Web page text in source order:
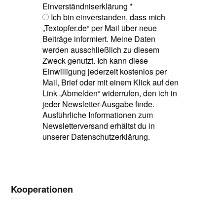
Einverständniserklärung *
Ich bin einverstanden, dass mich
„Textopfer.de“ per Mail über neue
Beiträge informiert. Meine Daten
werden ausschließlich zu diesem
Zweck genutzt. Ich kann diese
Einwilligung jederzeit kostenlos per
Mail, Brief oder mit einem Klick auf den
Link „Abmelden“ widerrufen, den ich in
jeder Newsletter-Ausgabe finde.
Ausführliche Informationen zum
Newsletterversand erhältst du in
unserer Datenschutzerklärung.
Kooperationen